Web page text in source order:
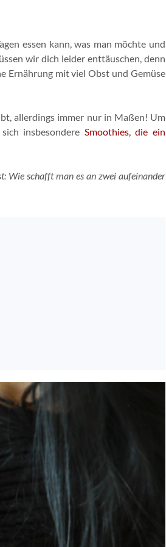
essen kann, was man möchte und
wir dich leider enttäuschen, denn
Ernährung mit viel Obst und Gemüse
allerdings immer nur in Maßen! Um
insbesondere Smoothies, die ein
Wie schafft man es an zwei aufeinander